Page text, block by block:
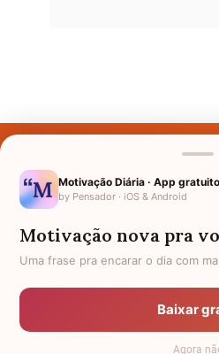
Nomes pelo
Política de
Anuncie
Motivação Diária · App gratuito
by Pensador · iOS & Android
Motivação nova pra
Uma frase pra encarar o dia com
Baixar
Agora